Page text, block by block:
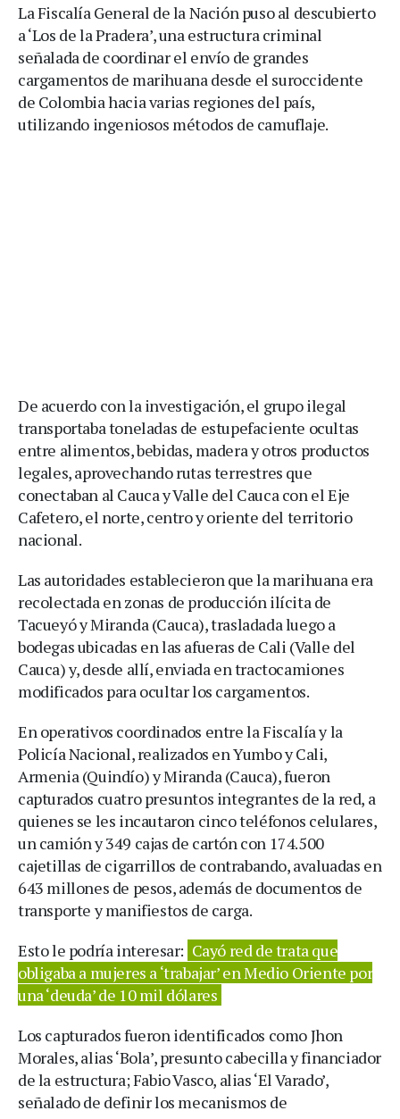
La Fiscalía General de la Nación puso al descubierto
a ‘Los de la Pradera’, una estructura criminal
señalada de coordinar el envío de grandes
cargamentos de marihuana desde el suroccidente
de Colombia hacia varias regiones del país,
utilizando ingeniosos métodos de camuflaje.
De acuerdo con la investigación, el grupo ilegal
transportaba toneladas de estupefaciente ocultas
entre alimentos, bebidas, madera y otros productos
legales, aprovechando rutas terrestres que
conectaban al Cauca y Valle del Cauca con el Eje
Cafetero, el norte, centro y oriente del territorio
nacional.
Las autoridades establecieron que la marihuana era
recolectada en zonas de producción ilícita de
Tacueyó y Miranda (Cauca), trasladada luego a
bodegas ubicadas en las afueras de Cali (Valle del
Cauca) y, desde allí, enviada en tractocamiones
modificados para ocultar los cargamentos.
En operativos coordinados entre la Fiscalía y la
Policía Nacional, realizados en Yumbo y Cali,
Armenia (Quindío) y Miranda (Cauca), fueron
capturados cuatro presuntos integrantes de la red, a
quienes se les incautaron cinco teléfonos celulares,
un camión y 349 cajas de cartón con 174.500
cajetillas de cigarrillos de contrabando, avaluadas en
643 millones de pesos, además de documentos de
transporte y manifiestos de carga.
Esto le podría interesar: Cayó red de trata que
obligaba a mujeres a ‘trabajar’ en Medio Oriente por
una ‘deuda’ de 10 mil dólares
Los capturados fueron identificados como Jhon
Morales, alias ‘Bola’, presunto cabecilla y financiador
de la estructura; Fabio Vasco, alias ‘El Varado’,
señalado de definir los mecanismos de